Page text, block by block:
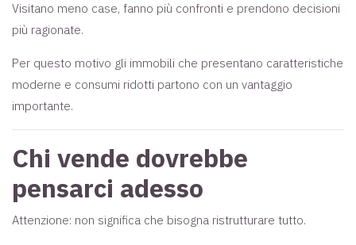
Visitano meno case, fanno più confronti e prendono decisioni
più ragionate.
Per questo motivo gli immobili che presentano caratteristiche
moderne e consumi ridotti partono con un vantaggio
importante.
Chi vende dovrebbe
pensarci adesso
Attenzione: non significa che bisogna ristrutturare tutto.